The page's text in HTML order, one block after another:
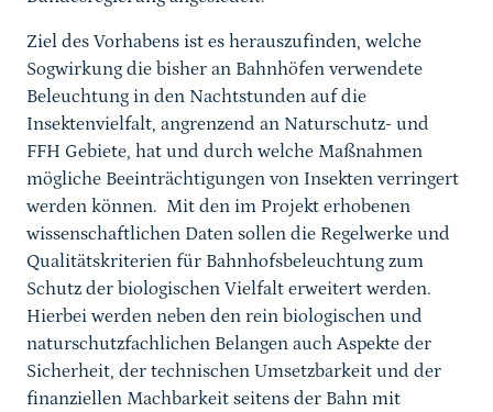
Ziel des Vorhabens ist es herauszufinden, welche
Sogwirkung die bisher an Bahnhöfen verwendete
Beleuchtung in den Nachtstunden auf die
Insektenvielfalt, angrenzend an Naturschutz- und
FFH Gebiete, hat und durch welche Maßnahmen
mögliche Beeinträchtigungen von Insekten verringert
werden können. Mit den im Projekt erhobenen
wissenschaftlichen Daten sollen die Regelwerke und
Qualitätskriterien für Bahnhofsbeleuchtung zum
Schutz der biologischen Vielfalt erweitert werden.
Hierbei werden neben den rein biologischen und
naturschutzfachlichen Belangen auch Aspekte der
Sicherheit, der technischen Umsetzbarkeit und der
finanziellen Machbarkeit seitens der Bahn mit